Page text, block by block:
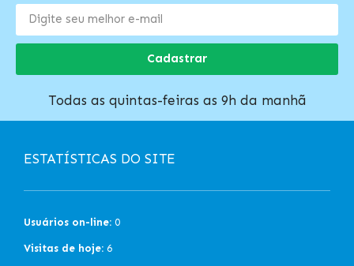
Cadastrar
Todas as quintas-feiras as 9h da manhã
ESTATÍSTICAS DO SITE
Usuários on-line: 0
Visitas de hoje: 6